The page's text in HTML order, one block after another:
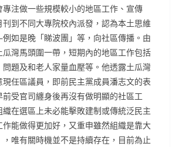
注做一些規模較小的地區工作、宣傳
刊到不同大專院校內派發，認為本土思維
如是晚「睇波團」等，向社區傳播。由
灣馬頭圍一帶，短期內的地區工作包括
題及和老人家量血壓等。他透露土瓜灣
任區議員，即前民主黨成員潘志文的表
受官司纏身後再沒有做明顯的社區工
在選區上未必能擊敗建制或傳統泛民主
能做得更加好，又重申雖然組織是靠大
唯有關時機並不是持續存在，目前為止